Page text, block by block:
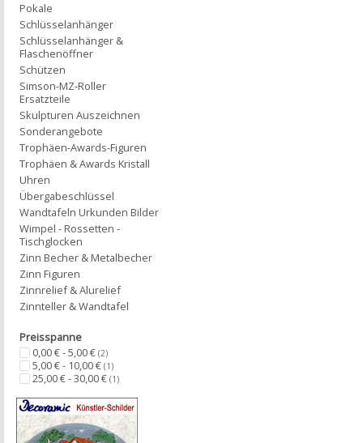
Pokale
Schlüsselanhänger
Schlüsselanhänger &
Flaschenöffner
Schützen
Simson-MZ-Roller
Ersatzteile
Skulpturen Auszeichnen
Sonderangebote
Trophäen-Awards-Figuren
Trophäen & Awards Kristall
Uhren
Übergabeschlüssel
Wandtafeln Urkunden Bilder
Wimpel - Rossetten -
Tischglocken
Zinn Becher & Metalbecher
Zinn Figuren
Zinnrelief & Alurelief
Zinnteller & Wandtafel
Preisspanne
0,00 € - 5,00 € (2)
5,00 € - 10,00 € (1)
25,00 € - 30,00 € (1)